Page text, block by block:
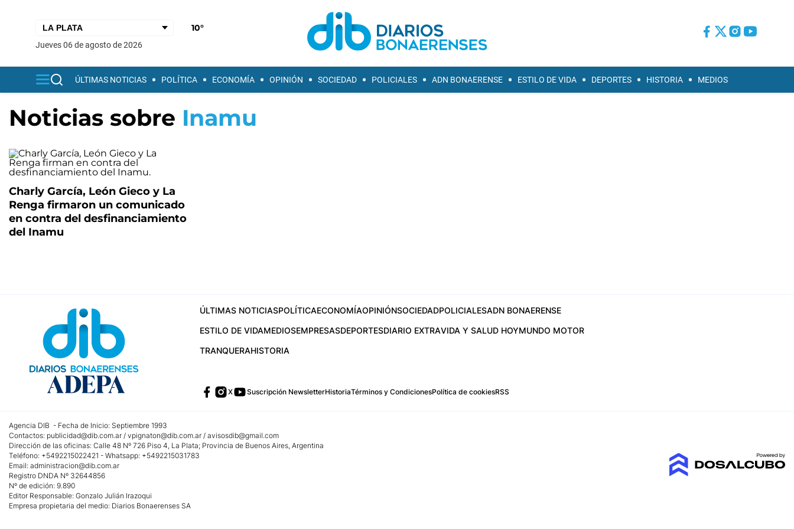
10°
jueves 06 de agosto de 2026
ÚLTIMAS NOTICIAS POLÍTICA ECONOMÍA OPINIÓN SOCIEDAD POLICIALES ADN BONAERENSE ESTILO DE VIDA DEPORTES HISTORIA MEDIOS
Noticias sobre Inamu
Charly García, León Gieco y La
Renga firmaron un comunicado
en contra del desfinanciamiento
del Inamu
ÚLTIMAS NOTICIASPOLÍTICAECONOMÍAOPINIÓNSOCIEDADPOLICIALESADN BONAERENSE
ESTILO DE VIDAMEDIOSEMPRESASDEPORTESDIARIO EXTRAVIDA Y SALUD HOYMUNDO MOTOR
TRANQUERAHISTORIA
X Suscripción NewsletterHistoriaTérminos y CondicionesPolítica de cookiesRSS
Agencia DIB - Fecha de Inicio: Septiembre 1993
Contactos: publicidad@dib.com.ar / vpignaton@dib.com.ar / avisosdib@gmail.com
Dirección de las oficinas: Calle 48 Nº 726 Piso 4, La Plata; Provincia de Buenos Aires, Argentina
Teléfono: +5492215022421 - Whatsapp: +5492215031783
Email: administracion@dib.com.ar
Registro DNDA Nº 32644856
Nº de edición: 9.890
Editor Responsable: Gonzalo Julián Irazoqui
Empresa propietaria del medio: Diarios Bonaerenses SA